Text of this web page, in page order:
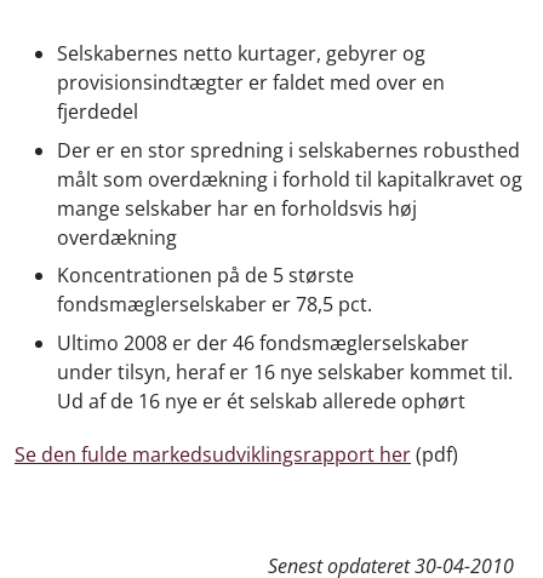
Selskabernes netto kurtager, gebyrer og
provisionsindtægter er faldet med over en
fjerdedel
Der er en stor spredning i selskabernes robusthed
målt som overdækning i forhold til kapitalkravet og
mange selskaber har en forholdsvis høj
overdækning
Koncentrationen på de 5 største
fondsmæglerselskaber er 78,5 pct.
Ultimo 2008 er der 46 fondsmæglerselskaber
under tilsyn, heraf er 16 nye selskaber kommet til.
Ud af de 16 nye er ét selskab allerede ophørt
Se den fulde markedsudviklingsrapport her(pdf)
Senest opdateret30-04-2010